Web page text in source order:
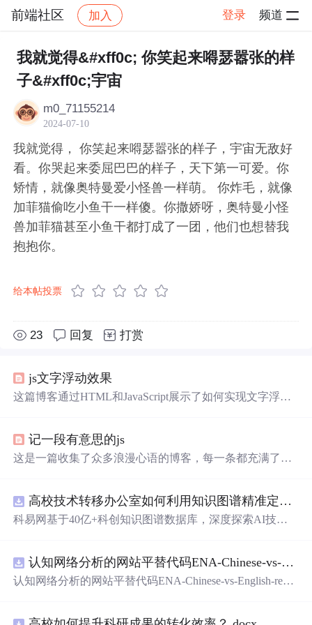
前端社区 加入 登录 频道
社区 前端社区 感慨 帖子详情
我就觉得&#xff0c; 你笑起来嘚瑟嚣张的样
子&#xff0c;宇宙
m0_71155214
2024-07-10
我就觉得， 你笑起来嘚瑟嚣张的样子，宇宙无敌好
看。你哭起来委屈巴巴的样子，天下第一可爱。你
矫情，就像奥特曼爱小怪兽一样萌。 你炸毛，就像
加菲猫偷吃小鱼干一样傻。你撒娇呀，奥特曼小怪
兽加菲猫甚至小鱼干都打成了一团，他们也想替我
抱抱你。
给本帖投票
23 回复 打赏
js文字浮动效果
这篇博客通过HTML和JavaScript展示了如何实现文字浮动
在页面上随机飘动的视觉效果。此外，文中还包含了对CS
S样式和JavaScript事件监听的运用，增加了互动性和趣味
记一段有意思的js
这是一篇收集了众多浪漫心语的博客，每一条都充满了甜
的独特情感，仿佛每个瞬间都因你而闪耀。这些话语如同
繁星，照亮了平凡的日子，让人感受到爱的力量和美好。
高校技术转移办公室如何利用知识图谱精准定位产业需求与技术适配点？.docx
科易网基于40亿+科创知识图谱数据库，深度探索AI技术
新领域的AI+数智化解决方案，推动科技创新与产业创新
智能化发展。
认知网络分析的网站平替代码ENA-Chinese-vs-English-reproducible.zip
认知网络分析的网站平替代码ENA-Chinese-vs-English-repro